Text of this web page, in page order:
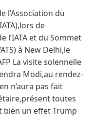
l’Association du
de
l’IATA et du Sommet
à New Delhi,le
La visite solennelle
Modi,au rendez-
n’aura pas fait
toutes
bien un effet Trump